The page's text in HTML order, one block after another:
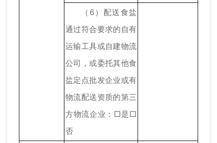
（6）配送食盐
通过符合要求的自有
运输工具或自建物流
公司，或委托其他食
盐定点批发企业或有
物流配送资质的第三
方物流企业：□是□
否